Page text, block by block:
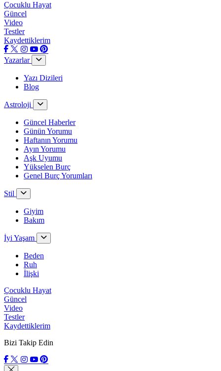
Çocuklu Hayat
Güncel
Video
Testler
Kaydettiklerim
Yazarlar
Yazı Dizileri
Blog
Astroloji
Güncel Haberler
Günün Yorumu
Haftanın Yorumu
Ayın Yorumu
Aşk Uyumu
Yükselen Burç
Genel Burç Yorumları
Stil
Giyim
Bakım
İyi Yaşam
Beden
Ruh
İlişki
Çocuklu Hayat
Güncel
Video
Testler
Kaydettiklerim
Bizi Takip Edin